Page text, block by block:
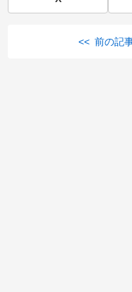
<< 前の記